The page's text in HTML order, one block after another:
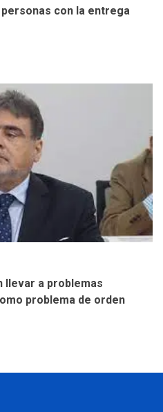
con la entrega
llevar a problemas
problema de orden